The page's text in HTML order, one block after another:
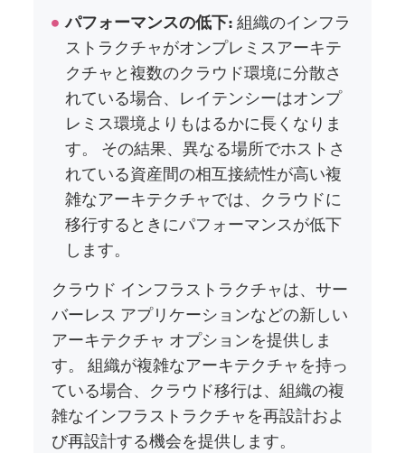
パフォーマンスの低下:組織のインフラ
ストラクチャがオンプレミスアーキテ
クチャと複数のクラウド環境に分散さ
れている場合、レイテンシーはオンプ
レミス環境よりもはるかに長くなりま
す。 その結果、異なる場所でホストさ
れている資産間の相互接続性が高い複
雑なアーキテクチャでは、クラウドに
移行するときにパフォーマンスが低下
します。
クラウド インフラストラクチャは、サー
バーレス アプリケーションなどの新しい
アーキテクチャ オプションを提供しま
す。 組織が複雑なアーキテクチャを持っ
ている場合、クラウド移行は、組織の複
雑なインフラストラクチャを再設計およ
び再設計する機会を提供します。